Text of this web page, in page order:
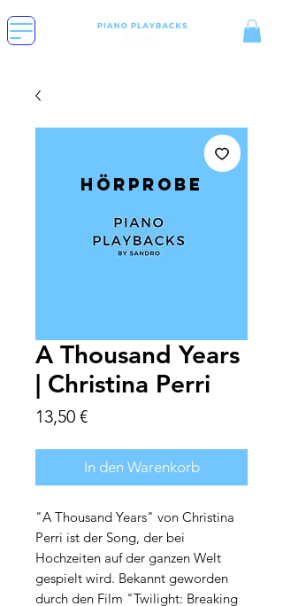
A Thousand Years
| Christina Perri
13,50 €Preis
In den Warenkorb
"A Thousand Years" von Christina
Perri ist der Song, der bei
Hochzeiten auf der ganzen Welt
gespielt wird. Bekannt geworden
durch den Film "Twilight: Breaking
Hörprobe